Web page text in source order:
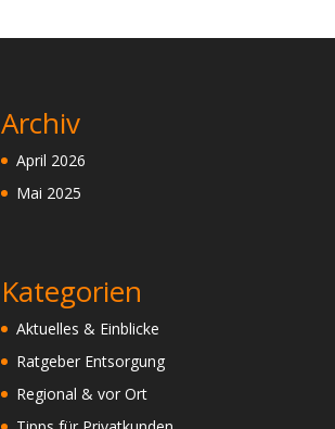
Archiv
April 2026
Mai 2025
Kategorien
Aktuelles & Einblicke
Ratgeber Entsorgung
Regional & vor Ort